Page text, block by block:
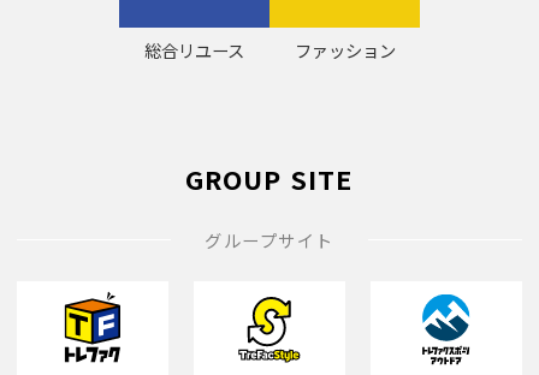
総合リユース ファッション
GROUP SITE
グループサイト